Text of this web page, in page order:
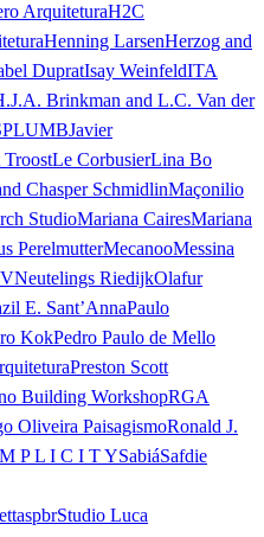
ArquiteturaH2C
Henning LarsenHerzog and
DupratIsay WeinfeldITA
J.A. Brinkman and L.C. Van der
Javier
TroostLe CorbusierLina Bo
Chasper SchmidlinMaçonilio
StudioMariana CairesMariana
PerelmutterMecanooMessina
Neutelings RiedijkOlafur
E. Sant’AnnaPaulo
KokPedro Paulo de Mello
Preston Scott
Building WorkshopRGA
Oliveira PaisagismoRonald J.
P L I C I T YSabiáSafdie
spbrStudio Luca